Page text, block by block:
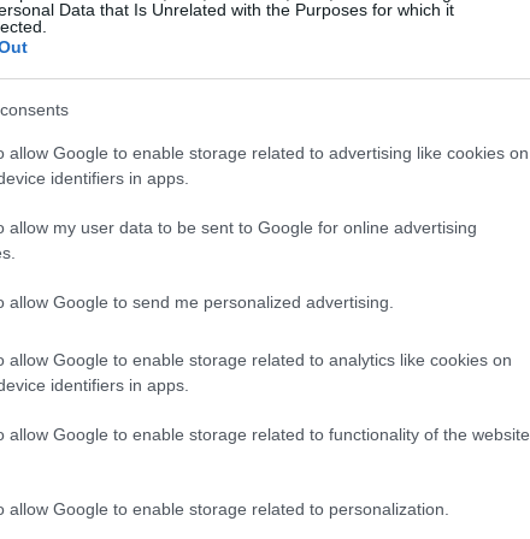
Data that Is Unrelated with the Purposes for which it
allow Google to enable storage related to advertising like cookies on
identifiers in apps.
allow my user data to be sent to Google for online advertising
allow Google to send me personalized advertising.
allow Google to enable storage related to analytics like cookies on
identifiers in apps.
allow Google to enable storage related to functionality of the website
allow Google to enable storage related to personalization.
é um esquema fraudulento ou Ponzi. Sem dúvida,
volátil e altamente especulativo com um
que você não deve comprar Safemoon?Vale a
lo um milionário?
da Safemoon, observando os 4 prós e os 4
você pode decidir comprar Safemoon ou escolher
mercado de criptografia com 777 trilhões de tokens
Antes do lançamento, os desenvolvedores